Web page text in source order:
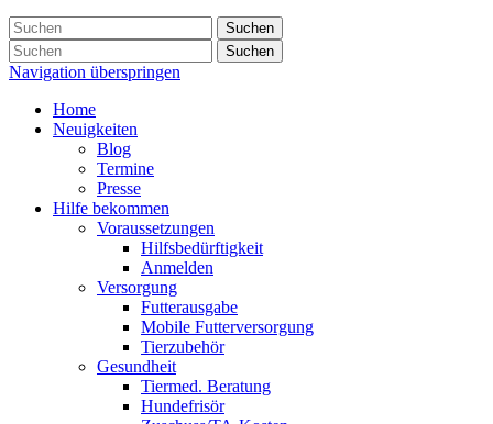
Suchen
Suchen
Navigation überspringen
Home
Neuigkeiten
Blog
Termine
Presse
Hilfe bekommen
Voraussetzungen
Hilfsbedürftigkeit
Anmelden
Versorgung
Futterausgabe
Mobile Futterversorgung
Tierzubehör
Gesundheit
Tiermed. Beratung
Hundefrisör